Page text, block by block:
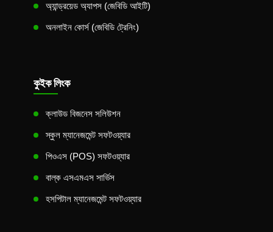
অ্যান্ড্রয়েড অ্যাপস (জেবিডি আইটি)
অনলাইন কোর্স (জেবিডি ট্রেনিং)
কুইক লিংক
ক্লাউড বিজনেস সলিউশন
স্কুল ম্যানেজমেন্ট সফটওয়্যার
পিওএস (POS) সফটওয়্যার
বাল্ক এসএমএস সার্ভিস
হসপিটাল ম্যানেজমেন্ট সফটওয়্যার